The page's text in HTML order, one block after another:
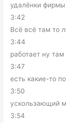
удалёнки
3:42
Всё всё там то
3:44
работает ну
3:47
есть какие-то
3:50
ускользающий
3:54